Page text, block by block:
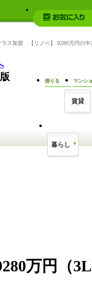
ス加賀 【リノベ】 9280万円の中
借りる
賃貸
マンシ
暮らし
万円（